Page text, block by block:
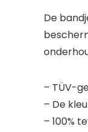
De
– TÜV-
– De
– 100%